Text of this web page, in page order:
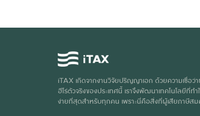
iTAX เกิดจากงานวิจัยปริญญาเอก ด้วยความเชื่อว่
ฮีโร่ตัวจริงของประเทศนี้ เราจึงพัฒนาเทคโนโลยีที่ทำ
ง่ายที่สุดสำหรับทุกคน เพราะนี่คือสิ่งที่ผู้เสียภาษีสม